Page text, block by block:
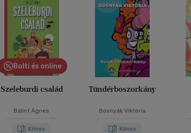
Bolti és online
Szeleburdi család
Bálint Ágnes
Könyv
Tündérboszorkány
Bosnyák Viktória
Könyv